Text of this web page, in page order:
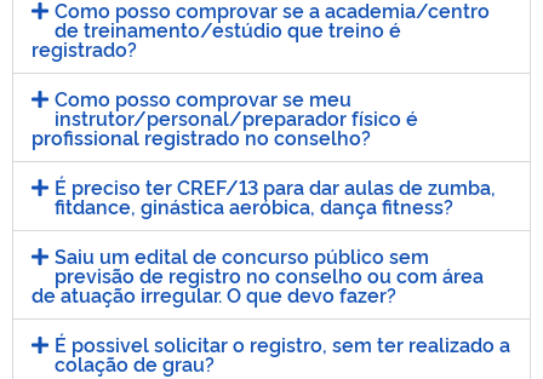
Como posso comprovar se a academia/centro
de treinamento/estúdio que treino é
registrado?
Como posso comprovar se meu
instrutor/personal/preparador físico é
profissional registrado no conselho?
É preciso ter CREF/13 para dar aulas de zumba,
fitdance, ginástica aeróbica, dança fitness?
Saiu um edital de concurso público sem
previsão de registro no conselho ou com área
de atuação irregular. O que devo fazer?
É possivel solicitar o registro, sem ter realizado a
colação de grau?